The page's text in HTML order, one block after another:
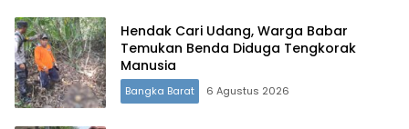
Hendak Cari Udang, Warga Babar
Temukan Benda Diduga Tengkorak
Manusia
Bangka Barat 6 Agustus 2026